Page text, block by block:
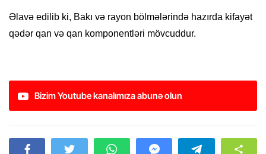
Əlavə edilib ki, Bakı və rayon bölmələrində hazırda kifayət
qədər qan və qan komponentləri mövcuddur.
Bizim Youtube kanalımıza abunə olun